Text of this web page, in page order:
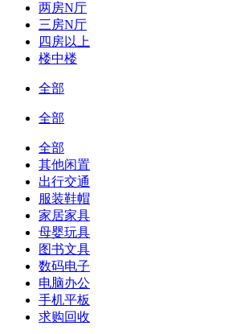
两房N厅
三房N厅
四房以上
楼中楼
全部
全部
全部
其他闲置
出行交通
服装鞋帽
家居家具
母婴玩具
图书文具
数码电子
电脑办公
手机平板
求购回收